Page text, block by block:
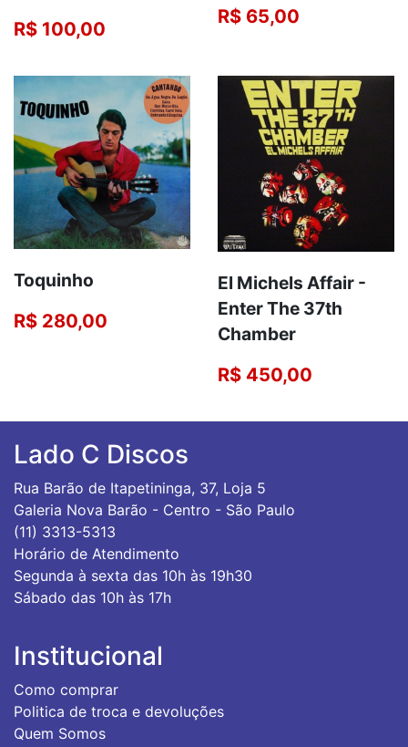
R$ 100,00
R$ 65,00
Toquinho
R$ 280,00
El Michels Affair -
Enter The 37th
Chamber
R$ 450,00
Lado C Discos
Rua Barão de Itapetininga, 37, Loja 5
Galeria Nova Barão - Centro - São Paulo
(11) 3313-5313
Horário de Atendimento
Segunda à sexta das 10h às 19h30
Sábado das 10h às 17h
Institucional
Como comprar
Politica de troca e devoluções
Quem Somos